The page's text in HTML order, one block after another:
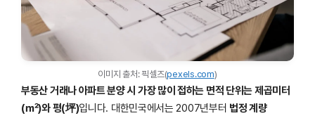
이미지 출처: 픽셀즈(pexels.com)
부동산 거래나 아파트 분양 시 가장 많이 접하는 면적 단위는 제곱미터
(㎡)와 평(坪)입니다. 대한민국에서는 2007년부터 법정 계량